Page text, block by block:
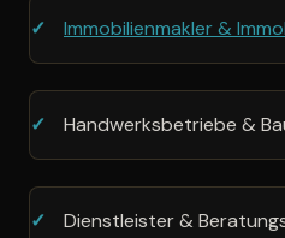
Immobilienmakler &
Handwerksbetriebe &
Dienstleister &